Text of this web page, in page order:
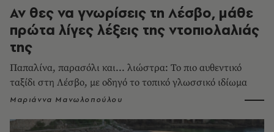
Αν θες να γνωρίσεις τη Λέσβο, μάθε
πρώτα λίγες λέξεις της ντοπιολαλιάς
της
Παπαλίνα, παρασόλι και... λιώστρα: Το πιο αυθεντικό
ταξίδι στη Λέσβο, με οδηγό το τοπικό γλωσσικό ιδίωμα
Μαριάννα Μανωλοπούλου